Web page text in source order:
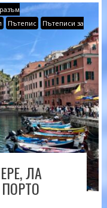
Пътепис
Пътеписи за
ЛА